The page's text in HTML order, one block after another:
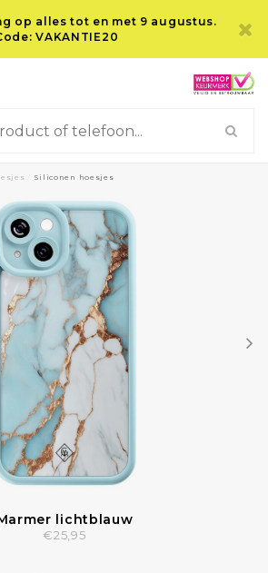
op alles tot en met 9 augustus.
VAKANTIE20
Siliconen hoesjes
lichtblauw
€25,95